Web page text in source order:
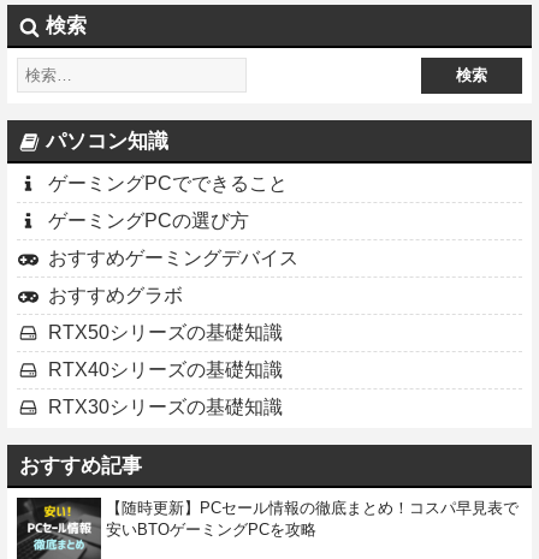
検索
パソコン知識
ゲーミングPCでできること
ゲーミングPCの選び方
おすすめゲーミングデバイス
おすすめグラボ
RTX50シリーズの基礎知識
RTX40シリーズの基礎知識
RTX30シリーズの基礎知識
おすすめ記事
【随時更新】PCセール情報の徹底まとめ！コスパ早見表で
安いBTOゲーミングPCを攻略